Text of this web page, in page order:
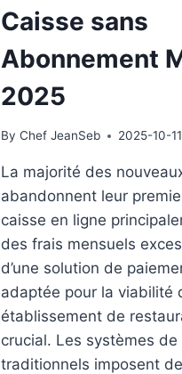
Caisse sans
Abonnement
2025
By Chef JeanSeb 2025-10-11
La majorité des
abandonnent leur
caisse en ligne
des frais mensuels
d’une solution de
adaptée pour la viabilité
établissement de
crucial. Les systèmes de
traditionnels imposent